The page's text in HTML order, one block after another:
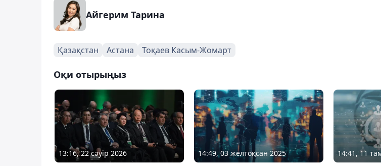
Айгерим Тарина
Қазақстан Астана Тоқаев Касым-Жомарт
Оқи отырыңыз
13:16, 22 сәуір 2026 14:49, 03 желтоқсан 2025 14:41, 11